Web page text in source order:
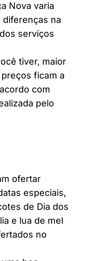
Nova varia
na
serviços
tiver, maior
ficam a
com
pelo
ofertar
especiais,
de Dia dos
e lua de mel
no